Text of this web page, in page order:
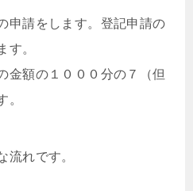
申請をします。登記申請の
す。
金額の１０００分の７（但
。
流れです。